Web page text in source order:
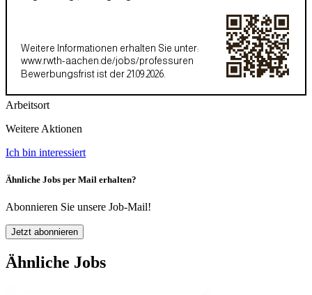
Weitere Informationen erhalten Sie unter:
www.rwth-aachen.de/jobs/professuren
Bewerbungsfrist ist der 21.09.2026.
Arbeitsort
Weitere Aktionen
Ich bin interessiert
Ähnliche Jobs per Mail erhalten?
Abonnieren Sie unsere Job-Mail!
Jetzt abonnieren
Ähnliche Jobs